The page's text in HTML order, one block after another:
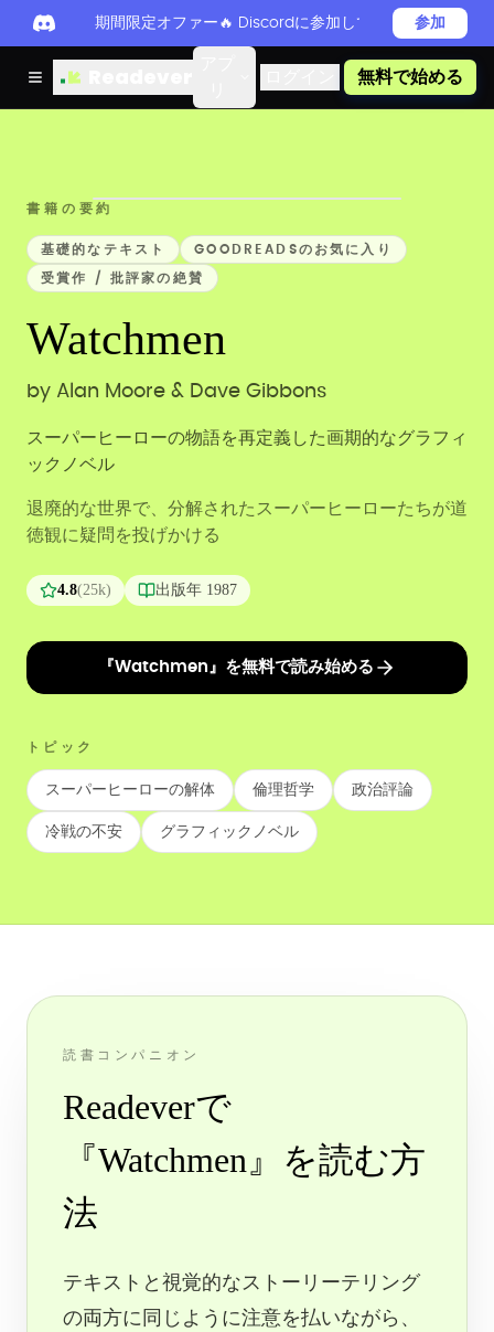
期間限定オファー🔥 Discordに参加してReadever PRO
参加
無料で始める
書籍の要約
基礎的なテキスト GOODREADSのお気に入り
受賞作 / 批評家の絶賛
Watchmen
by Alan Moore & Dave Gibbons
スーパーヒーローの物語を再定義した画期的なグラフィ
ックノベル
退廃的な世界で、分解されたスーパーヒーローたちが道
徳観に疑問を投げかける
4.8(25k) 出版年 1987
『Watchmen』を無料で読み始める
トピック
スーパーヒーローの解体 倫理哲学 政治評論
冷戦の不安 グラフィックノベル
読書コンパニオン
Readeverで
『Watchmen』を読む方
法
テキストと視覚的なストーリーテリング
の両方に同じように注意を払いながら、